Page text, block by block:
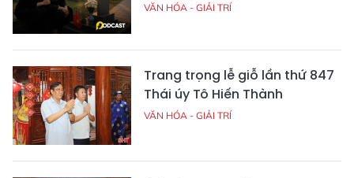
VĂN HÓA - GIẢI TRÍ
Trang trọng lễ giỗ lần thứ 847
Thái úy Tô Hiến Thành
VĂN HÓA - GIẢI TRÍ